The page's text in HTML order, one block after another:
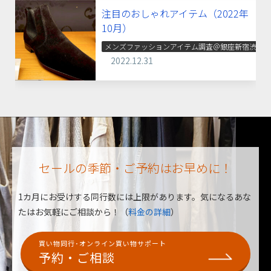
注目のおしゃれアイテム（2022年
10月）
メンズファッションアイテム調査＠銀座新宿渋谷
2022.12.31
セールの季節・ご予約はお早めに！
1カ月にお受けする同行数には上限があります。 気になるあな
たはお気軽にご相談から！（料金の詳細）
買い物同行･オンライン買い物サポート
予約・ご相談